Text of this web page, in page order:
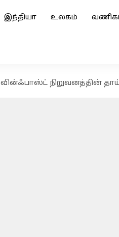
இந்தியா உலகம்
வின்ஃபாஸ்ட் நிறுவனத்தின் தாய்